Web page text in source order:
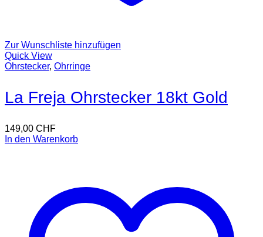
Zur Wunschliste hinzufügen
Quick View
Ohrstecker, Ohrringe
La Freja Ohrstecker 18kt Gold
149,00 CHF
In den Warenkorb